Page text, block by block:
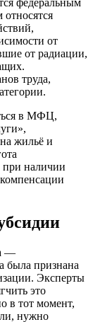
от
от радиации,
труда,
в МФЦ,
жильё и
при наличии
—
была признана
Эксперты
это
в тот момент,
нужно